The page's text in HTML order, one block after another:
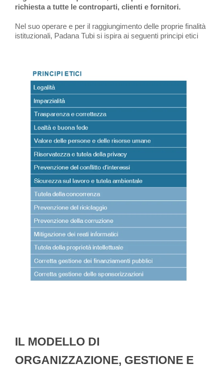
richiesta a tutte le controparti, clienti e fornitori.
Nel suo operare e per il raggiungimento delle proprie finalità
istituzionali, Padana Tubi si ispira ai seguenti principi etici
IL MODELLO DI
ORGANIZZAZIONE, GESTIONE E